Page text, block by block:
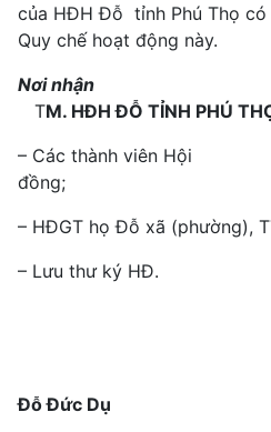
của HĐH Đỗ tỉnh Phú Thọ có
Quy chế hoạt động này.
Nơi nhận
TM. HĐH ĐỖ TỈNH PHÚ
– Các thành viên Hội
– HĐGT họ Đỗ xã (phường),
– Lưu thư ký HĐ.
Đỗ Đức Dụ